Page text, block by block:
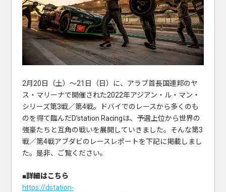
2月20日（土）〜21日（日）に、アラブ首長国連邦のヤ
ス・マリーナで開催された2022年アジアン・ル・マン・
シリーズ第3戦／第4戦。ドバイでのレースから多くのも
のを得て臨んだD’station Racingは、予選上位から世界の
強豪たちと互角の戦いを展開していきました。そんな第3
戦／第4戦アブダビのレースレポートを下記に掲載しまし
た。是非、ご覧ください。
■詳細はこちら
https://dstation-